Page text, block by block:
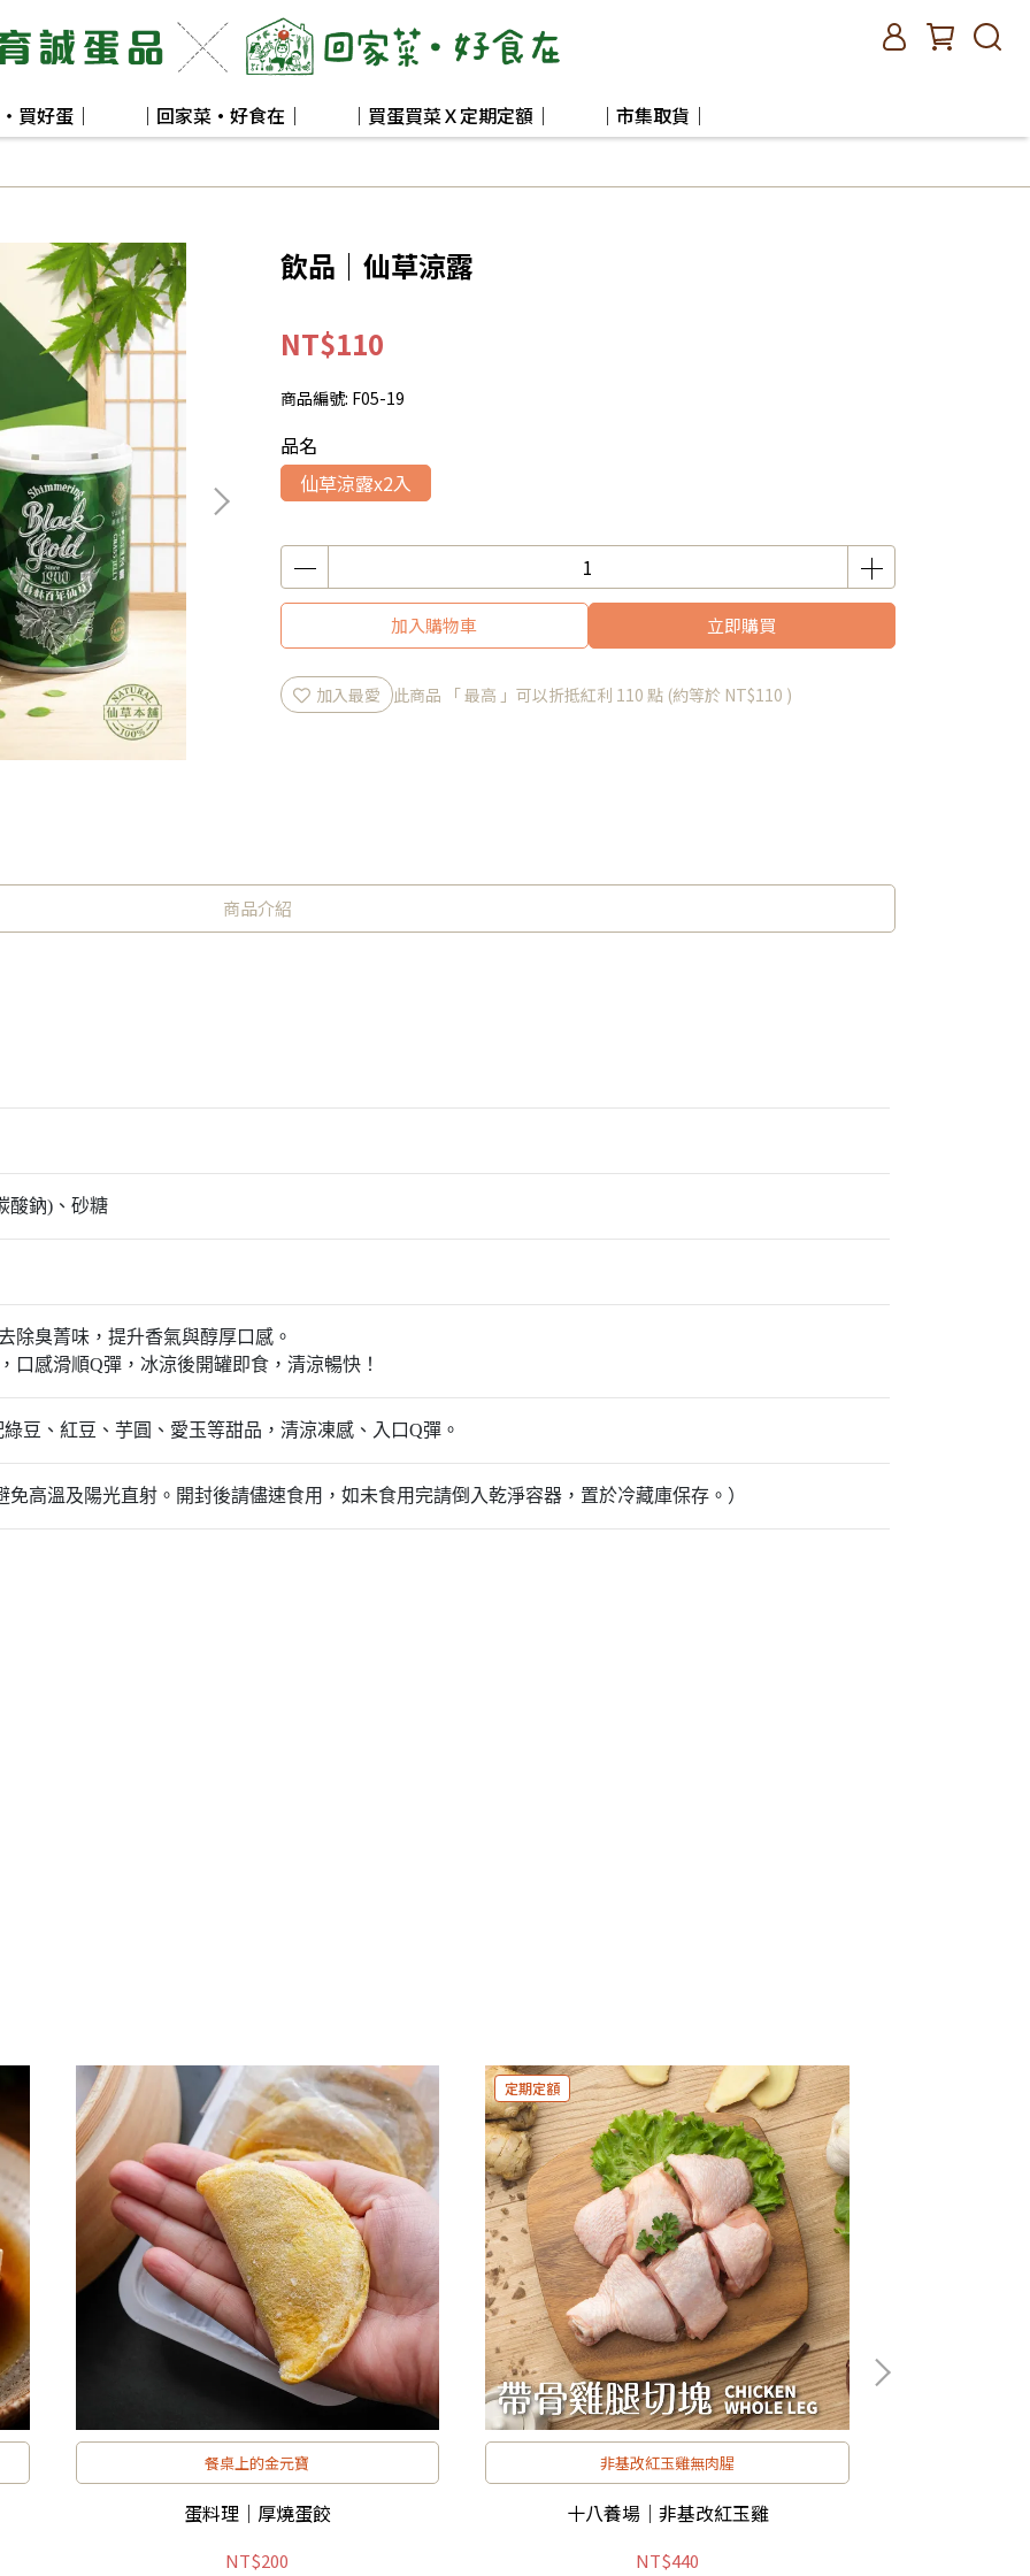
買好蛋｜ ｜回家菜·好食在｜ ｜買蛋買菜Ｘ定期定額｜ ｜市集取貨｜
飲品｜仙草涼露
NT$110
商品編號: F05-19
品名
仙草涼露x2入
加入購物車 立即購買
加入最愛 此商品 「 最高 」可以折抵紅利 110 點 (約等於 NT$110 )
商品介紹
酸鈉)、砂糖
除臭菁味，提升香氣與醇厚口感。
口感滑順Q彈，冰涼後開罐即食，清涼暢快！
豆、紅豆、芋圓、愛玉等甜品，清涼凍感、入口Q彈。
高溫及陽光直射。開封後請儘速食用，如未食用完請倒入乾淨容器，置於冷藏庫保存。）
餐桌上的金元寶
蛋料理｜厚燒蛋餃
NT$200
定期定額
非基改紅玉雞無肉腥
十八養場｜非基改紅玉雞
NT$440